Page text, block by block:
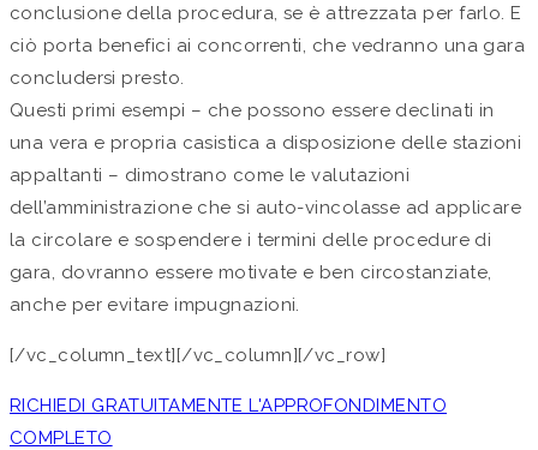
conclusione della procedura, se è attrezzata per farlo. E
ciò porta benefici ai concorrenti, che vedranno una gara
concludersi presto.
Questi primi esempi – che possono essere declinati in
una vera e propria casistica a disposizione delle stazioni
appaltanti – dimostrano come le valutazioni
dell’amministrazione che si auto-vincolasse ad applicare
la circolare e sospendere i termini delle procedure di
gara, dovranno essere motivate e ben circostanziate,
anche per evitare impugnazioni.
[/vc_column_text][/vc_column][/vc_row]
RICHIEDI GRATUITAMENTE L'APPROFONDIMENTO
COMPLETO